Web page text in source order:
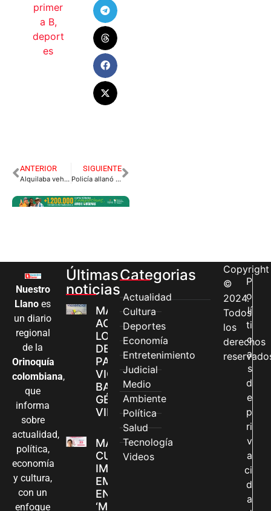
primer
a B,
deport
es
ANTERIOR
Alquilaba vehículos, no los devolvía y después los vendía.
SIGUIENTE
Policía allanó vivienda en San Martín, capturó a cinco persona y esto se encontró.
Nuestro
Llano es
un diario
regional
de la
Orinoquía
colombiana,
que
informa
sobre
actualidad,
política,
economía
y cultura,
con un
enfoque
Últimas
noticias
MÁS MUJERES
ACCEDEN A
LOS CANALES
DE ATENCIÓN
PARA
VIOLENCIAS
BASADAS EN
GÉNERO EN
VILLAVICENCIO
MADRES
CUIDADORAS
IMPULSAN SUS
EMPRENDIMIENTOS
EN LA FERIA
‘MANOS QUE
Categorias
Actualidad
Cultura
Deportes
Economía
Entretenimiento
Judicial
Medio
Ambiente
Política
Salud
Tecnología
Videos
Copyright
©
2024.
Todos
los
derechos
P
o
lí
ti
c
a
s
d
e
p
ri
v
a
ci
d
a